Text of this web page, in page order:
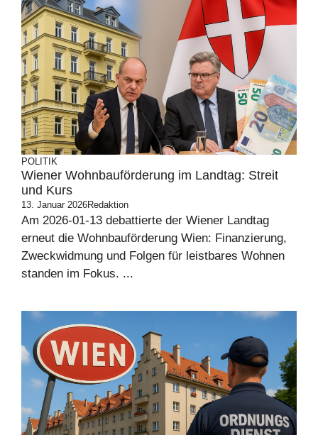
POLITIK
Wiener Wohnbauförderung im Landtag: Streit
und Kurs
13. Januar 2026Redaktion
Am 2026-01-13 debattierte der Wiener Landtag
erneut die Wohnbauförderung Wien: Finanzierung,
Zweckwidmung und Folgen für leistbares Wohnen
standen im Fokus. ...